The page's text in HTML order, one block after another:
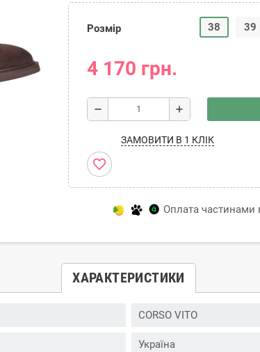
Розмір 38 39
4 170 грн.
remove add
ЗАМОВИТИ В 1 КЛІК
favorite_border
Оплата частинами
ХАРАКТЕРИСТИКИ
CORSO VITO
Україна